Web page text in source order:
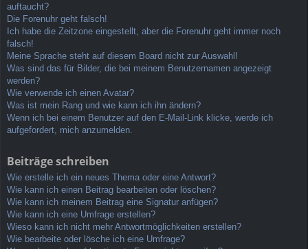
auftaucht?
Die Forenuhr geht falsch!
Ich habe die Zeitzone eingestellt, aber die Forenuhr geht immer noch
falsch!
Meine Sprache steht auf diesem Board nicht zur Auswahl!
Was sind das für Bilder, die bei meinem Benutzernamen angezeigt
werden?
Wie verwende ich einen Avatar?
Was ist mein Rang und wie kann ich ihn ändern?
Wenn ich bei einem Benutzer auf den E-Mail-Link klicke, werde ich
aufgefordert, mich anzumelden.
Beiträge schreiben
Wie erstelle ich ein neues Thema oder eine Antwort?
Wie kann ich einen Beitrag bearbeiten oder löschen?
Wie kann ich meinem Beitrag eine Signatur anfügen?
Wie kann ich eine Umfrage erstellen?
Wieso kann ich nicht mehr Antwortmöglichkeiten erstellen?
Wie bearbeite oder lösche ich eine Umfrage?